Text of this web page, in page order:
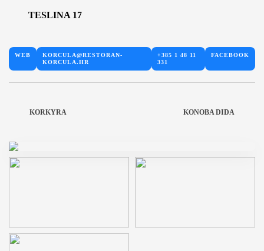
TESLINA 17
WEB
KORCULA@RESTORAN-
KORCULA.HR
+385 1 48 11
331
FACEBOOK
KORKYRA KONOBA DIDA